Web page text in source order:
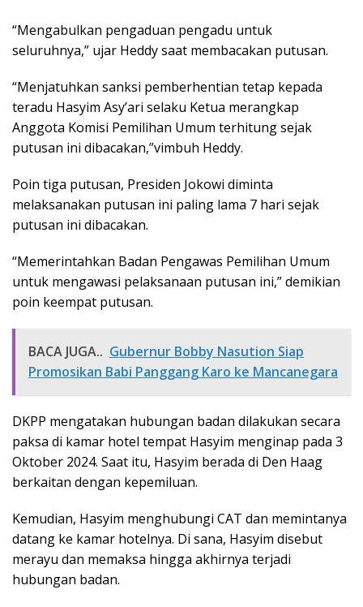
“Mengabulkan pengaduan pengadu untuk
seluruhnya,” ujar Heddy saat membacakan putusan.
“Menjatuhkan sanksi pemberhentian tetap kepada
teradu Hasyim Asy’ari selaku Ketua merangkap
Anggota Komisi Pemilihan Umum terhitung sejak
putusan ini dibacakan,”vimbuh Heddy.
Poin tiga putusan, Presiden Jokowi diminta
melaksanakan putusan ini paling lama 7 hari sejak
putusan ini dibacakan.
“Memerintahkan Badan Pengawas Pemilihan Umum
untuk mengawasi pelaksanaan putusan ini,” demikian
poin keempat putusan.
BACA JUGA.. Gubernur Bobby Nasution Siap
Promosikan Babi Panggang Karo ke Mancanegara
DKPP mengatakan hubungan badan dilakukan secara
paksa di kamar hotel tempat Hasyim menginap pada 3
Oktober 2024. Saat itu, Hasyim berada di Den Haag
berkaitan dengan kepemiluan.
Kemudian, Hasyim menghubungi CAT dan memintanya
datang ke kamar hotelnya. Di sana, Hasyim disebut
merayu dan memaksa hingga akhirnya terjadi
hubungan badan.